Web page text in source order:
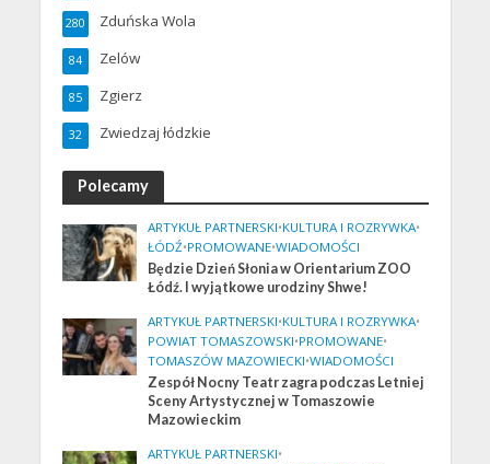
Zduńska Wola
280
Zelów
84
Zgierz
85
Zwiedzaj łódzkie
32
Polecamy
ARTYKUŁ PARTNERSKI•KULTURA I ROZRYWKA•
ŁÓDŹ•PROMOWANE•WIADOMOŚCI
Będzie Dzień Słonia w Orientarium ZOO
Łódź. I wyjątkowe urodziny Shwe!
ARTYKUŁ PARTNERSKI•KULTURA I ROZRYWKA•
POWIAT TOMASZOWSKI•PROMOWANE•
TOMASZÓW MAZOWIECKI•WIADOMOŚCI
Zespół Nocny Teatr zagra podczas Letniej
Sceny Artystycznej w Tomaszowie
Mazowieckim
ARTYKUŁ PARTNERSKI•